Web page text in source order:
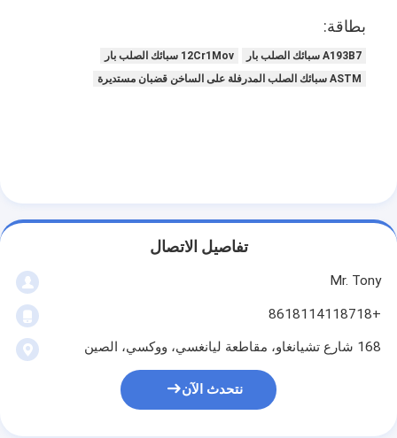
بطاقة:
A193B7 سبائك الصلب بار
12Cr1Mov سبائك الصلب بار
ASTM سبائك الصلب المدرفلة على الساخن قضبان مستديرة
تفاصيل الاتصال
Mr. Tony
+8618114118718
168 شارع تشيانغاو، مقاطعة ليانغسي، ووكسي، الصين
نتحدث الآن